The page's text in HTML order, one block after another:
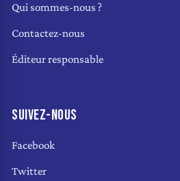
Qui sommes-nous ?
Contactez-nous
Éditeur responsable
SUIVEZ-NOUS
Facebook
Twitter